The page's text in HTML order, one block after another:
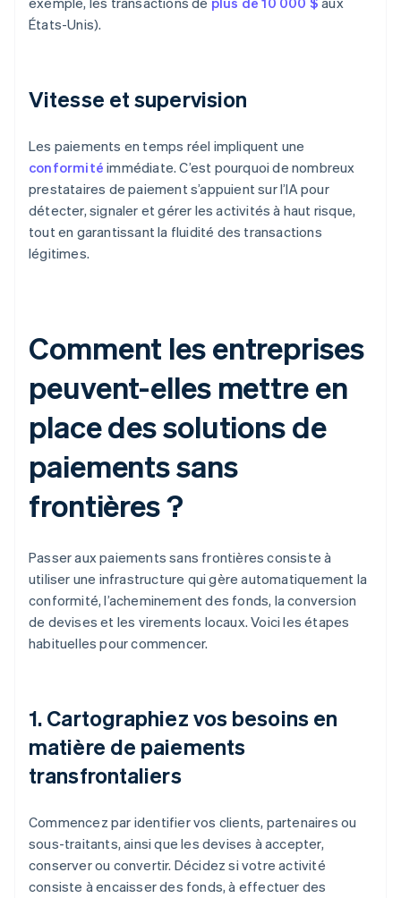
États-Unis).
Vitesse et supervision
Les paiements en temps réel impliquent une
conformité immédiate. C’est pourquoi de nombreux
prestataires de paiement s’appuient sur l’IA pour
détecter, signaler et gérer les activités à haut risque,
tout en garantissant la fluidité des transactions
légitimes.
Comment les entreprises
peuvent-elles mettre en
place des solutions de
paiements sans
frontières ?
Passer aux paiements sans frontières consiste à
utiliser une infrastructure qui gère automatiquement la
conformité, l’acheminement des fonds, la conversion
de devises et les virements locaux. Voici les étapes
habituelles pour commencer.
1. Cartographiez vos besoins en
matière de paiements
transfrontaliers
Commencez par identifier vos clients, partenaires ou
sous-traitants, ainsi que les devises à accepter,
conserver ou convertir. Décidez si votre activité
consiste à encaisser des fonds, à effectuer des